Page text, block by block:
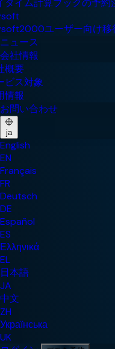
ニュース
会社情報
お問い合わせ
ja
English
EN
Français
FR
Deutsch
DE
Español
ES
Ελληνικά
EL
日本語
JA
中文
ZH
Українська
UK